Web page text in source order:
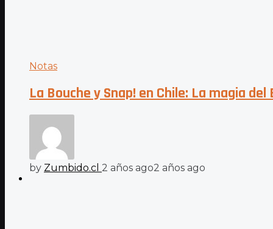
Notas
La Bouche y Snap! en Chile: La magia del
by Zumbido.cl 2 años ago2 años ago